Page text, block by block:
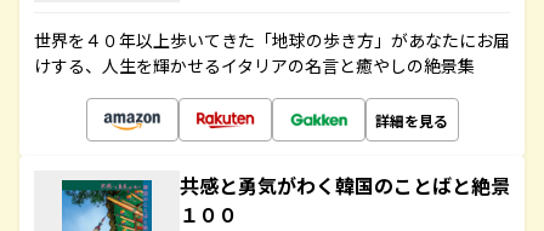
世界を４０年以上歩いてきた「地球の歩き方」があなたにお届
けする、人生を輝かせるイタリアの名言と癒やしの絶景集
詳細を見る
共感と勇気がわく韓国のことばと絶景
１００